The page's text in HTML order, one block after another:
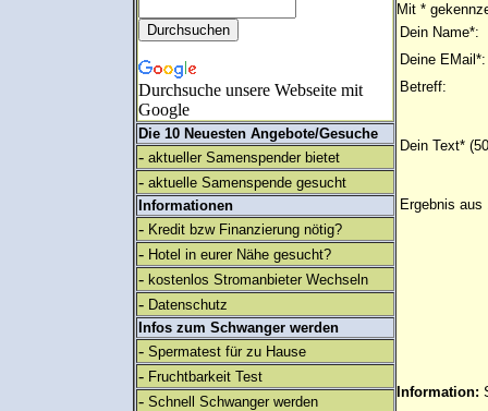
Durchsuche unsere Webseite mit
Google
Die 10 Neuesten Angebote/Gesuche
- aktueller Samenspender bietet
- aktuelle Samenspende gesucht
Informationen
- Kredit bzw Finanzierung nötig?
- Hotel in eurer Nähe gesucht?
- kostenlos Stromanbieter Wechseln
- Datenschutz
Infos zum Schwanger werden
- Spermatest für zu Hause
- Fruchtbarkeit Test
- Schnell Schwanger werden
Mit *
Dein Name*:
Deine EMail*:
Betreff:
Dein Text*
Ergebnis aus
Information: